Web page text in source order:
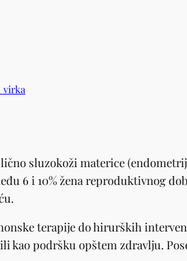
virka
sluzokoži materice
6 i 10% žena reproduktivnog
terapije do hirurških
kao podršku opštem zdravlju.